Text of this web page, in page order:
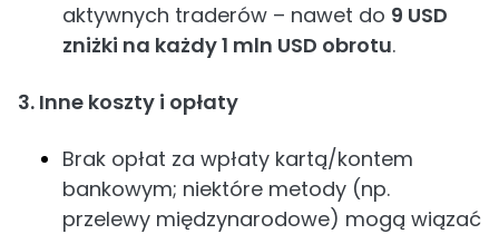
aktywnych traderów – nawet do 9 USD
zniżki na każdy 1 mln USD obrotu.
3. Inne koszty i opłaty
Brak opłat za wpłaty kartą/kontem
bankowym; niektóre metody (np.
przelewy międzynarodowe) mogą wiązać